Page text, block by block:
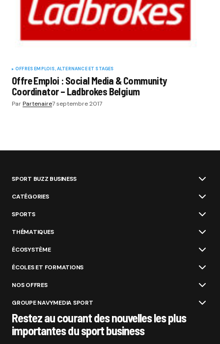
OFFRES EMPLOIS, ALTERNANCE ET STAGES
Offre Emploi : Social Media & Community
Coordinator – Ladbrokes Belgium
ParPartenaire7 septembre 2017
SPORT BUZZ BUSINESS
CATÉGORIES
SPORTS
THÉMATIQUES
ÉCOSYSTÈME
ÉCOLES ET FORMATIONS
NOS OFFRES
GROUPE NAVYMEDIA SPORT
Restez au courant des nouvelles les plus
importantes du sport business